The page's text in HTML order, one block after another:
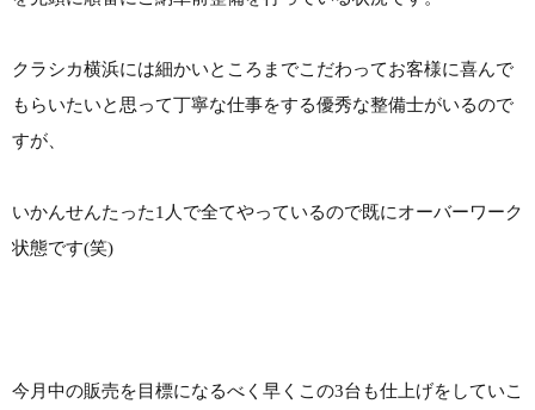
クラシカ横浜には細かいところまでこだわってお客様に喜んで
もらいたいと思って丁寧な仕事をする優秀な整備士がいるので
すが、
いかんせんたった1人で全てやっているので既にオーバーワーク
状態です(笑)
今月中の販売を目標になるべく早くこの3台も仕上げをしていこ